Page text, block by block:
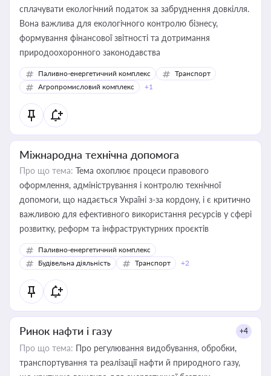
сплачувати екологічний податок за забруднення довкілля.
Вона важлива для екологічного контролю бізнесу,
формування фінансової звітності та дотримання
природоохоронного законодавства
Паливно-енергетичний комплекс
Транспорт
Агропромисловий комплекс
+1
Міжнародна технічна допомога
Про що тема: Тема охоплює процеси правового
оформлення, адміністрування і контролю технічної
допомоги, що надається Україні з-за кордону, і є критично
важливою для ефективного використання ресурсів у сфері
розвитку, реформ та інфраструктурних проєктів
Паливно-енергетичний комплекс
Будівельна діяльність
Транспорт +2
Ринок нафти і газу +4
Про що тема: Про регулювання видобування, обробки,
транспортування та реалізації нафти й природного газу,